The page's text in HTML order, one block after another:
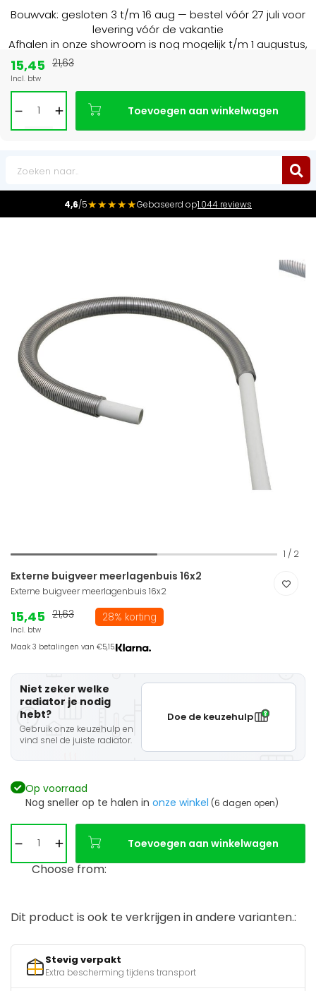
Bouwvak: gesloten 3 t/m 16 aug — bestel vóór 27 juli voor
levering vóór de vakantie
Afhalen in onze showroom is nog mogelijk t/m 1 augustus,
4,6/5★★★★★Gebaseerd op1.044 reviews
1 / 2
Externe buigveer meerlagenbuis 16x2
Externe buigveer meerlagenbuis 16x2
15,45
Incl. btw
21,63 28% korting
Maak 3 betalingen van €5,15.
Niet zeker welke
radiator je nodig
hebt?
Gebruik onze keuzehulp en
vind snel de juiste radiator.
Doe de keuzehulp
Op voorraad
Nog sneller op te halen in onze winkel (6 dagen open)
Toevoegen aan winkelwagen
15,45
Incl. btw
21,63
Toevoegen aan winkelwagen
Choose from:
Dit product is ook te verkrijgen in andere varianten.:
Stevig verpakt
Extra bescherming tijdens transport